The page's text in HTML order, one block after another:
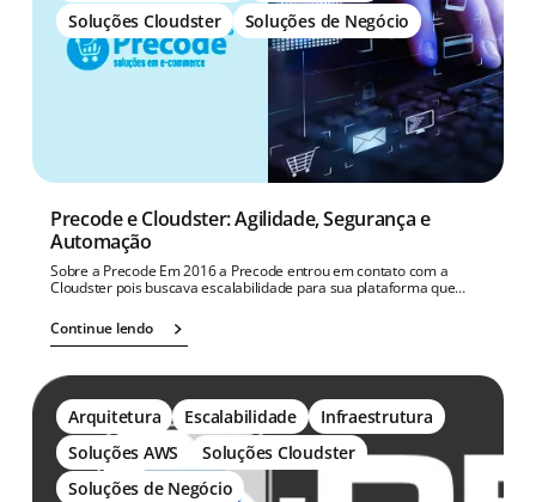
Soluções Cloudster
Soluções de Negócio
Precode e Cloudster: Agilidade, Segurança e
Automação
Sobre a Precode Em 2016 a Precode entrou em contato com a
Cloudster pois buscava escalabilidade para sua plataforma que…
Continue lendo
Arquitetura Escalabilidade
Infraestrutura
Soluções AWS
Soluções Cloudster
Soluções de Negócio